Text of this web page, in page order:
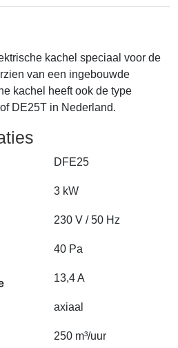
kachel speciaal voor de
van een ingebouwde
kachel heeft ook de type
DE25T in Nederland.
DFE25
3 kW
230 V / 50 Hz
40 Pa
13,4 A
axiaal
250 m³/uur